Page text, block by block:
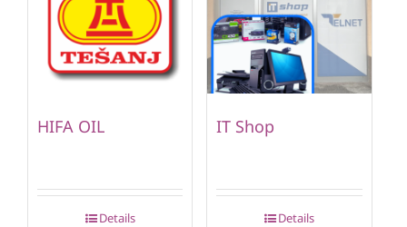
HIFA OIL
Details
IT Shop
Details